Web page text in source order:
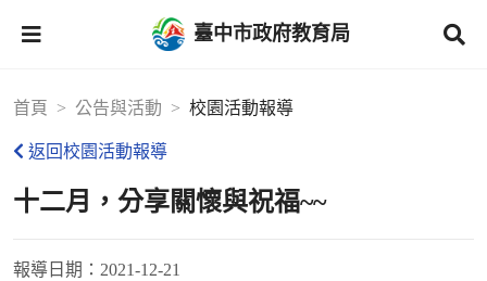
臺中市政府教育局
首頁 公告與活動 校園活動報導
返回校園活動報導
十二月，分享關懷與祝福~~
報導日期： 2021-12-21